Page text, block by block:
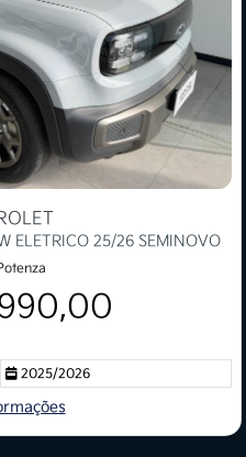
ELETRICO 25/26 SEMINOVO
2025/2026